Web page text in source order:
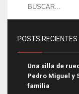
POSTS RECIENTES
Una silla de
Pedro Miguel y
familia